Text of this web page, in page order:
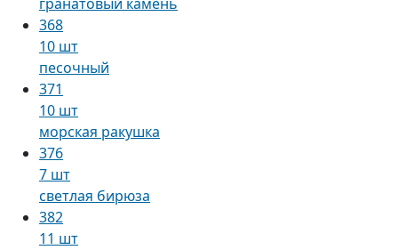
368
10 шт
песочный
371
10 шт
морская ракушка
376
7 шт
светлая бирюза
382
11 шт